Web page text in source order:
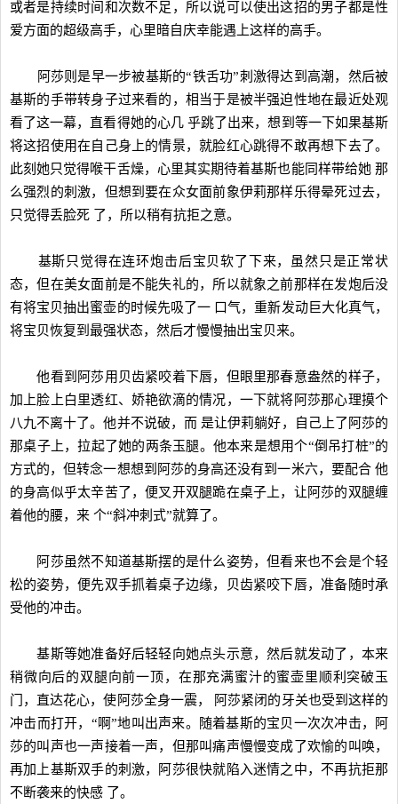
或者是持续时间和次数不足，所以说可以使出这招的男子都是性
爱方面的超级高手，心里暗自庆幸能遇上这样的高手。
阿莎则是早一步被基斯的“铁舌功”刺激得达到高潮，然后被
基斯的手带转身子过来看的，相当于是被半强迫性地在最近处观
看了这一幕，直看得她的心几 乎跳了出来，想到等一下如果基斯
将这招使用在自己身上的情景，就脸红心跳得不敢再想下去了。
此刻她只觉得喉干舌燥，心里其实期待着基斯也能同样带给她 那
么强烈的刺激，但想到要在众女面前象伊莉那样乐得晕死过去，
只觉得丢脸死 了，所以稍有抗拒之意。
基斯只觉得在连环炮击后宝贝软了下来，虽然只是正常状
态，但在美女面前是不能失礼的，所以就象之前那样在发炮后没
有将宝贝抽出蜜壶的时候先吸了一 口气，重新发动巨大化真气，
将宝贝恢复到最强状态，然后才慢慢抽出宝贝来。
他看到阿莎用贝齿紧咬着下唇，但眼里那春意盎然的样子，
加上脸上白里透红、娇艳欲滴的情况，一下就将阿莎那心理摸个
八九不离十了。他并不说破，而 是让伊莉躺好，自己上了阿莎的
那桌子上，拉起了她的两条玉腿。他本来是想用个“倒吊打桩”的
方式的，但转念一想想到阿莎的身高还没有到一米六，要配合 他
的身高似乎太辛苦了，便叉开双腿跪在桌子上，让阿莎的双腿缠
着他的腰，来 个“斜冲刺式”就算了。
阿莎虽然不知道基斯摆的是什么姿势，但看来也不会是个轻
松的姿势，便先双手抓着桌子边缘，贝齿紧咬下唇，准备随时承
受他的冲击。
基斯等她准备好后轻轻向她点头示意，然后就发动了，本来
稍微向后的双腿向前一顶，在那充满蜜汁的蜜壶里顺利突破玉
门，直达花心，使阿莎全身一震， 阿莎紧闭的牙关也受到这样的
冲击而打开，“啊”地叫出声来。随着基斯的宝贝一次次冲击，阿
莎的叫声也一声接着一声，但那叫痛声慢慢变成了欢愉的叫唤，
再加上基斯双手的刺激，阿莎很快就陷入迷情之中，不再抗拒那
不断袭来的快感 了。